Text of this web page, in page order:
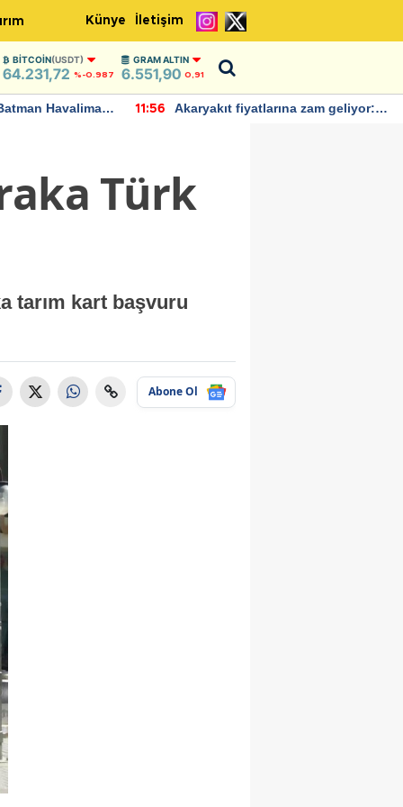
Künye İletişim
BITCOIN(USDT)
64.231,72 %-0.987
GRAM ALTIN
6.551,90 0,91
Havalimanı
11:56
Akaryakıt fiyatlarına zam geliyor:
Türk
tarım kart başvuru
Abone Ol